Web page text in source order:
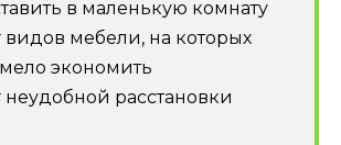
в маленькую комнату
видов мебели, на которых
экономить
неудобной расстановки